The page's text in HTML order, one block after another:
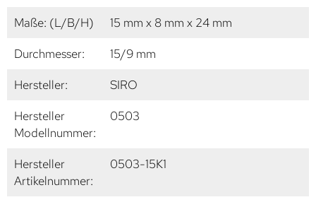
Maße: (L/B/H)
15 mm x 8 mm x 24 mm
Durchmesser:
15/9 mm
Hersteller:
SIRO
Hersteller
Modellnummer:
0503
Hersteller
Artikelnummer:
0503-15K1